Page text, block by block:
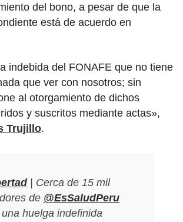
del bono, a pesar de que la
está de acuerdo en
indebida del FONAFE que no tiene
que ver con nosotros; sin
al otorgamiento de dichos
y suscritos mediante actas»,
Trujillo.
| Cerca de 15 mil
de @EsSaludPeru
huelga indefinida